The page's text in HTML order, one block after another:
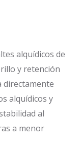
alquídicos de
y retención
directamente
alquídicos y
al
a menor